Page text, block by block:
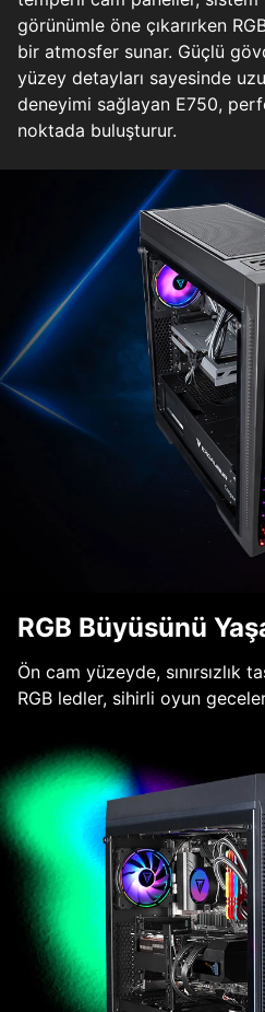
görünümle öne çıkarırken
bir atmosfer sunar. Güçlü
yüzey detayları sayesinde
deneyimi sağlayan E750,
noktada buluşturur.
RGB Büyüsünü
Ön cam yüzeyde, sınırsızlık
RGB ledler, sihirli oyun